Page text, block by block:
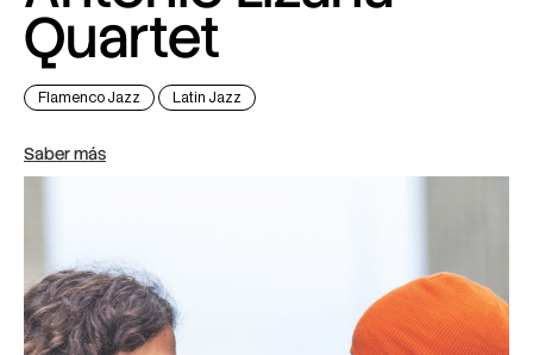
Quartet
Flamenco Jazz Latin Jazz
Saber más